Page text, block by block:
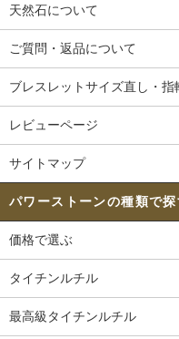
天然石について
ご質問・返品について
ブレスレットサイズ直し・指
レビューページ
サイトマップ
パワーストーンの種類で探
価格で選ぶ
タイチンルチル
最高級タイチンルチル